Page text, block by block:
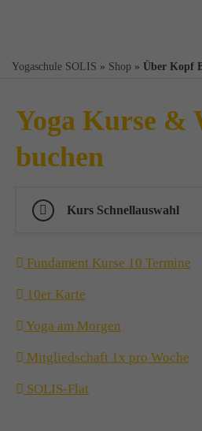
Yogaschule SOLIS » Shop » Über Kopf
Yoga Kurse &
buchen
Kurs Schnellauswahl
Fundament Kurse 10 Termine
10er Karte
Yoga am Morgen
Mitgliedschaft 1x pro Woche
SOLIS-Flat